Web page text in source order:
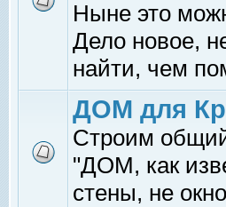
Ныне это
Дело новое,
найти, чем
ДОМ для
Строим
"ДОМ, как
стены, не